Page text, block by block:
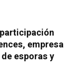
empresa
esporas y